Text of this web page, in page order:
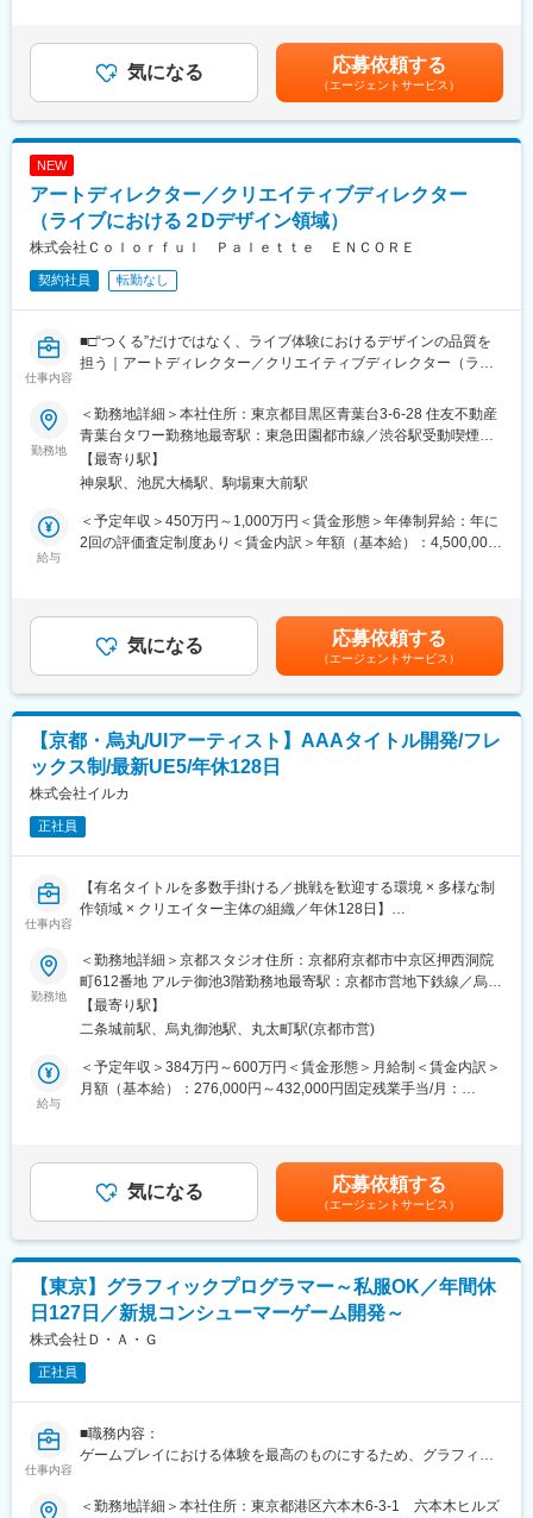
事業を通して、世の中、そして、世界中の人々をワクワクさせる
ことが、私たちのミッションです。
2）自分たちもワクワクしていたい
ら生まれるコンテンツやサービスが、人々をワクワクさせられる
■当社について：
グローバルに展開するエンターテイメントコンテンツ企業とし
て、全世界でモバイルオンラインゲームを配信（155の国と地
・必要となる技術知識の蓄積や、組織内への共有、浸透、サポー
ト対応
たかった研究など、好きなことに時間を費やすことができる制度
です。
上長からの指示ではなく、自発的な創発を促すことや、新しいも
KLabは上記のミッションを掲げ、日々挑戦し邁進しています。こ
のミッションには2つの想い・メッセージが込められています。
1）「世界」をワクワクさせる会社でありたい
事業を通して、世の中、そして、世界中の人々をワクワクさせる
ことが、私たちのミッションです。
2）自分たちもワクワクしていたい
ら生まれるコンテンツやサービスが、人々をワクワクさせられる
と考えています。
て、全世界でモバイルオンラインゲームを配信（155の国と地
域）しています。
も目安の金額であり、選考を通じて上下する可能性があります。
月給(月額)は固定手当を含めた表記です。
気になる 応募依頼する
（エージェントサービス）
NEW
アートディレクター／クリエイティブディレクター
（ライブにおける２Dデザイン領域）
株式会社Ｃｏｌｏｒｆｕｌ Ｐａｌｅｔｔｅ ＥＮＣＯＲＥ
契約社員 転勤なし
仕事内容
■□“つくる”だけではなく、ライブ体験におけるデザインの品質を
担う｜アートディレクター／クリエイティブディレクター（ライ
■企業概要
弊社は、CGキャラクターを用いたライブイベントの企画・制作・
運営を専門とする企業です。独自開発の描画技術「DECO-
Engine」を活かし、会場型ライブ『セカライ』や配信型ライブ
『コネクトライブ』など、高品質な3DCG表現と緻密な演出で“最
高の体験”を創出しています。ライブ制作で培ったノウハウを基
『プロセカ』を中心とした3Dバーチャルライブの表現を、エフェ
クトによって豊かに演出するポジションです。
※キャラモデルや衣装そのものではなく、光・粒子・空気感な
せ、ユーザーの“熱狂”へ直結するライブ体験をつくります。
■仕事内容
Colorful Palette ENCOREにおけるクリエイティブディレクターと
して、ライブにおける2Dデザイン領域を中心とした制作・ディレ
クション・品質管理をお任せします。
本ポジションは、与えられた要件に沿って制作を進める役割では
なく、ライブコンセプトの設計段階から企画・演出に入り込み、
デザインの視点から体験全体の見え方を形づくっていくポジショ
ンです。
体験の中でその魅力が最も伝わる形へ、グラフィック・ロゴ・演
出周辺素材などの2Dデザインとして落とし込んでいきます。
また、ディレクション専任ではなく、必要に応じて自らも手を動
かしながら、外部パートナーへの依頼・フィードバック・品質管
変更の範囲：会社の定める業務
勤務地
＜勤務地詳細＞本社住所：東京都目黒区青葉台3-6-28 住友不動産
青葉台タワー勤務地最寄駅：東急田園都市線／渋谷駅受動喫煙対
策：屋内全面禁煙変更の範囲：無
【最寄り駅】
神泉駅、池尻大橋駅、駒場東大前駅
給与
＜予定年収＞450万円～1,000万円＜賃金形態＞年俸制昇給：年に
2回の評価査定制度あり＜賃金内訳＞年額（基本給）：4,500,000
額であり、選考を通じて上下する可能性があります。月給(月額)は
固定手当を含めた表記です。
気になる 応募依頼する
（エージェントサービス）
【京都・烏丸/UIアーティスト】AAAタイトル開発/フレ
ックス制/最新UE5/年休128日
株式会社イルカ
正社員
仕事内容
【有名タイトルを多数手掛ける／挑戦を歓迎する環境 × 多様な制
作領域 × クリエイター主体の組織／年休128日】
世界的人気IPのゲーム開発実績がある当社にて、UIアーティスト
としてユーザーインターフェースの設計・デザイン、遷移アニメ
ーション、アイコン制作、ゲームエンジン上での実装・調整をお
任せします。
※当社について、詳細は下記をご確認ください。
https://www.ilca.co.jp/
■当社の特徴：
ILCA（イルカ）は「ジャンルと国境を越える！」という理念のも
新しいテクノロジーが誕生すると、エンターテインメントのサー
ビスの形も変わっていきます。
VR（仮想現実）やAR（拡張現実）など昔は実現できなかった技
術も進化して、いつでも自分の部屋に友達のアバターや、好きな
VTuberを呼べたり、さまざまなジャンルで驚くような表現ができ
るようになっていきます。
「次は何が生まれるだろう？」と想像したときに、ILCAが未来を
見越して準備している。先回りしてクライアントの要求を実現で
きる。そんなチームであり続けることが、わたしたちの理想であ
り、役割だと思っています。
変更の範囲：会社の定める業務
勤務地
＜勤務地詳細＞京都スタジオ住所：京都府京都市中京区押西洞院
町612番地 アルテ御池3階勤務地最寄駅：京都市営地下鉄線／烏丸
御池駅受動喫煙対策：屋内喫煙可能場所あり変更の範囲：会社の
定める事業所
【最寄り駅】
二条城前駅、烏丸御池駅、丸太町駅(京都市営)
給与
＜予定年収＞384万円～600万円＜賃金形態＞月給制＜賃金内訳＞
月額（基本給）：276,000円～432,000円固定残業手当/月：
は現年収と年齢、ご経験を考慮して決定いたします。■昇給：年1
回■決算賞与：年1回賃金はあくまでも目安の金額であり、選考を
通じて上下する可能性があります。月給(月額)は固定手当を含めた
表記です。
気になる 応募依頼する
（エージェントサービス）
【東京】グラフィックプログラマー～私服OK／年間休
日127日／新規コンシューマーゲーム開発～
株式会社Ｄ・Ａ・Ｇ
正社員
仕事内容
■職務内容：
ゲームプレイにおける体験を最高のものにするため、グラフィッ
ットを作るための方針を策定していただきたいと思っています。
＜勤務地詳細＞本社住所：東京都港区六本木6-3-1 六本木ヒルズ